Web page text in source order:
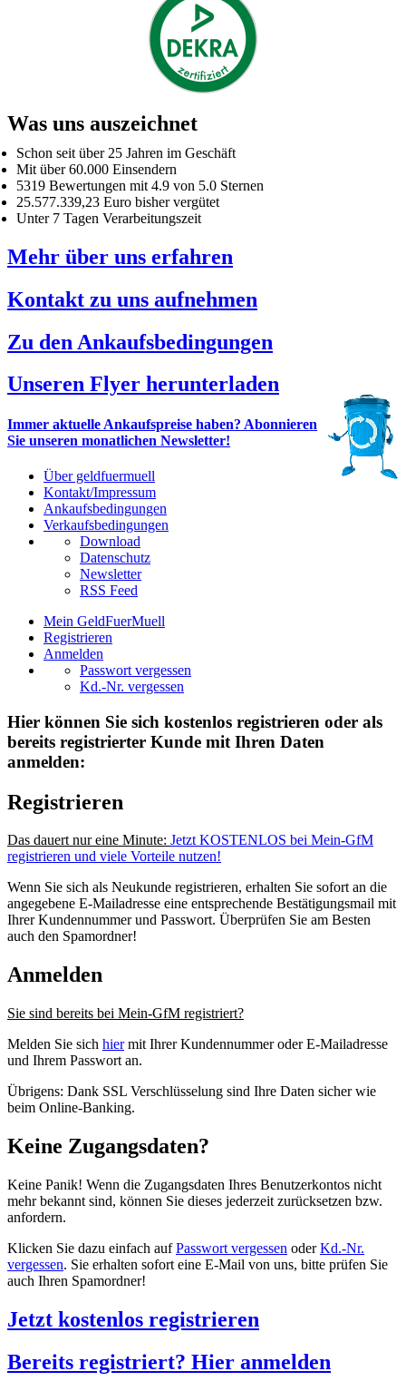
Was uns auszeichnet
Schon seit über 25 Jahren im Geschäft
Mit über 60.000 Einsendern
5319 Bewertungen mit 4.9 von 5.0 Sternen
25.577.339,23 Euro bisher vergütet
Unter 7 Tagen Verarbeitungszeit
Mehr über uns erfahren
Kontakt zu uns aufnehmen
Zu den Ankaufsbedingungen
Unseren Flyer herunterladen
Immer aktuelle Ankaufspreise haben? Abonnieren
Sie unseren monatlichen Newsletter!
Über geldfuermuell
Kontakt/Impressum
Ankaufsbedingungen
Verkaufsbedingungen
Download
Datenschutz
Newsletter
RSS Feed
Mein GeldFuerMuell
Registrieren
Anmelden
Passwort vergessen
Kd.-Nr. vergessen
Hier können Sie sich kostenlos registrieren oder als
bereits registrierter Kunde mit Ihren Daten
anmelden:
Registrieren
Das dauert nur eine Minute: Jetzt KOSTENLOS bei Mein-GfM
registrieren und viele Vorteile nutzen!
Wenn Sie sich als Neukunde registrieren, erhalten Sie sofort an die
angegebene E-Mailadresse eine entsprechende Bestätigungsmail mit
Ihrer Kundennummer und Passwort. Überprüfen Sie am Besten
auch den Spamordner!
Anmelden
Sie sind bereits bei Mein-GfM registriert?
Melden Sie sich hiermit Ihrer Kundennummer oder E-Mailadresse
und Ihrem Passwort an.
Übrigens: Dank SSL Verschlüsselung sind Ihre Daten sicher wie
beim Online-Banking.
Keine Zugangsdaten?
Keine Panik! Wenn die Zugangsdaten Ihres Benutzerkontos nicht
mehr bekannt sind, können Sie dieses jederzeit zurücksetzen bzw.
anfordern.
Klicken Sie dazu einfach aufPasswort vergessen oderKd.-Nr.
vergessen. Sie erhalten sofort eine E-Mail von uns, bitte prüfen Sie
auch Ihren Spamordner!
Jetzt kostenlos registrieren
Bereits registriert? Hier anmelden